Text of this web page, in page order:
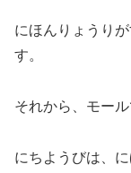
にほんりょうり
す。
それから、モー
にちようびは、